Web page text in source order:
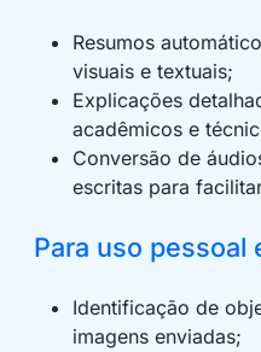
Resumos
visuais e textuais;
Explicações
acadêmicos e
Conversão de
escritas para
Para uso pessoal
Identificação de
imagens enviadas;